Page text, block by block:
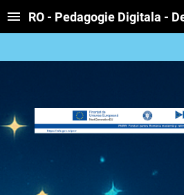
RO - Pedagogie Digitala -